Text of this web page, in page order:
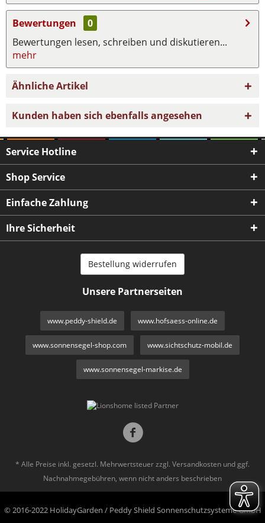
Bewertungen
0
Bewertungen lesen, schreiben und diskutieren...
mehr
Ähnliche Artikel
Kunden haben sich ebenfalls angesehen
Service Hotline
Shop Service
Einfache Zahlung
Ihre Sicherheit
Bestellung widerrufen
Unsere Partnerseiten
www.peddy-shield.de www.hofsaess-online.de
www.sonnensegel-shop.com www.sichtschutz-mobil.de
www.sonnensegel-markise.de
* Alle Preise inkl. gesetzl. Mehrwertsteuer zzgl. Versandkosten und ggf.
Nachnahmegebühren, wenn nicht anders beschrieben
© 2016-2022 HolidayGarden / Peddy Shield Sonnenschutzsysteme GmbH